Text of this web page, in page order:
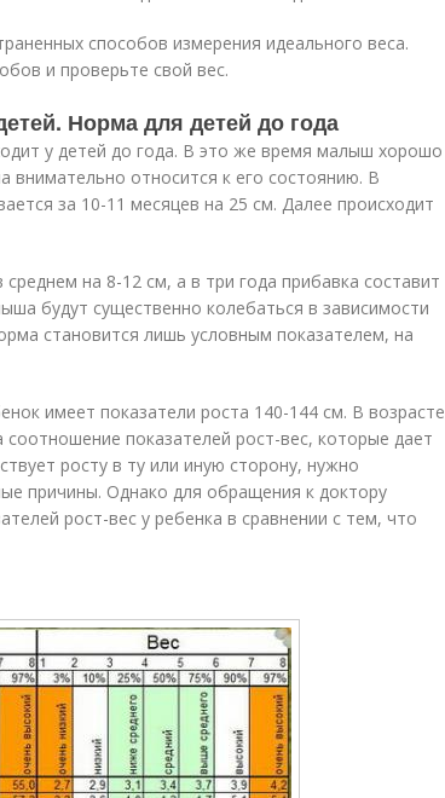
способов измерения идеального веса.
и проверьте свой вес.
Норма для детей до года
у детей до года. В это же время малыш хорошо
внимательно относится к его состоянию. В
за 10-11 месяцев на 25 см. Далее происходит
на 8-12 см, а в три года прибавка составит
будут существенно колебаться в зависимости
становится лишь условным показателем, на
имеет показатели роста 140-144 см. В возрасте
показателей рост-вес, которые дает
росту в ту или иную сторону, нужно
причины. Однако для обращения к доктору
рост-вес у ребенка в сравнении с тем, что